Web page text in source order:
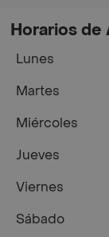
Horarios de
Lunes
Martes
Miércoles
Jueves
Viernes
Sábado